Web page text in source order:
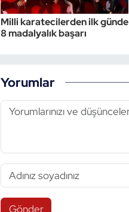
Milli karatecilerden ilk günde
8 madalyalık başarı
Yorumlar
Gönder